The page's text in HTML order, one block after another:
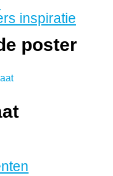
inspiratie
poster